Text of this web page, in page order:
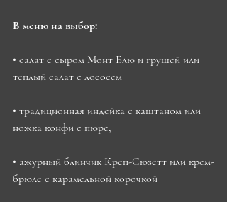
В меню на выбор:
• салат с сыром Монт Блю и грушей или
теплый салат с лососем
• традиционная индейка с каштаном или
ножка конфи с пюре,
• ажурный блинчик Креп-Сюзетт или крем-
брюле с карамельной корочкой